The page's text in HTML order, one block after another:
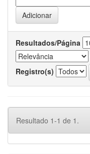
Resultados/Página
Registro(s)
Resultado 1-1 de 1.